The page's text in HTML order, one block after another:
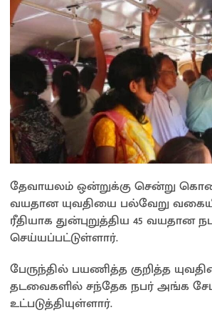
தேவாயலம் ஒன்றுக்கு சென்று
வயதான யுவதியை பல்வேறு
ரீதியாக துன்புறுத்திய 45 வயதான
செய்யப்பட்டுள்ளார்.
பேருந்தில் பயணித்த குறித்த
தடவைகளில் சந்தேக நபர் அங்க
உட்படுத்தியுள்ளார்.